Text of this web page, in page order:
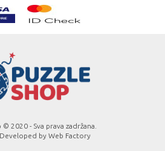
© 2020 - Sva prava zadržana.
by Web Factory